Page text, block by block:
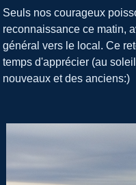
Seuls nos courageux
reconnaissance ce matin,
général vers le local. Ce
temps d'apprécier (au
nouveaux et des anciens:)